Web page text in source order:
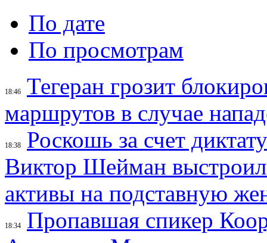
По дате
По просмотрам
18:46
Тегеран грозит
маршрутов в случае
18:38
Роскошь за счет
Виктор Шейман выстроил
активы на подставную
18:34
Пропавшая спикер